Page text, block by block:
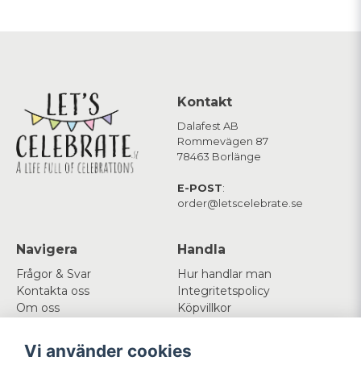
Kontakt
Dalafest AB
Rommevägen 87
78463 Borlänge
E-POST:
order@letscelebrate.se
Navigera
Frågor & Svar
Kontakta oss
Om oss
Handla
Hur handlar man
Integritetspolicy
Köpvillkor
Mitt konto Följ oss
Vi använder cookies